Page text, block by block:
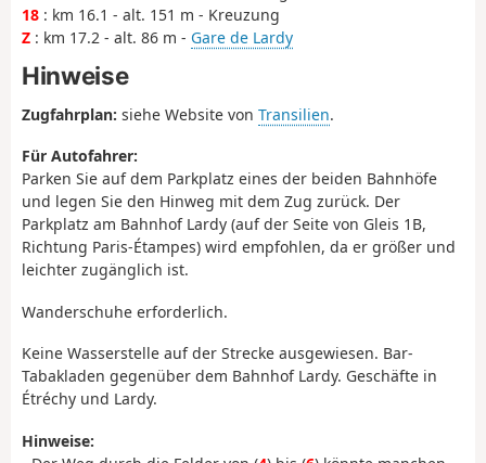
18 : km 16.1 - alt. 151 m - Kreuzung
Z : km 17.2 - alt. 86 m - Gare de Lardy
Hinweise
Zugfahrplan: siehe Website von Transilien.
Für Autofahrer:
Parken Sie auf dem Parkplatz eines der beiden Bahnhöfe
und legen Sie den Hinweg mit dem Zug zurück. Der
Parkplatz am Bahnhof Lardy (auf der Seite von Gleis 1B,
Richtung Paris-Étampes) wird empfohlen, da er größer und
leichter zugänglich ist.
Wanderschuhe erforderlich.
Keine Wasserstelle auf der Strecke ausgewiesen. Bar-
Tabakladen gegenüber dem Bahnhof Lardy. Geschäfte in
Étréchy und Lardy.
Hinweise: